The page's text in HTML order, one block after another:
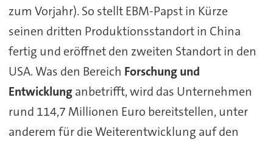
zum Vorjahr). So stellt EBM-Papst in Kürze
seinen dritten Produktionsstandort in China
fertig und eröffnet den zweiten Standort in den
USA. Was den Bereich Forschung und
Entwicklunganbetrifft, wird das Unternehmen
rund 114,7 Millionen Euro bereitstellen, unter
anderem für die Weiterentwicklung auf den